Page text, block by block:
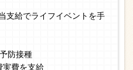
支給でライフイベントを手
防接種
実費を支給